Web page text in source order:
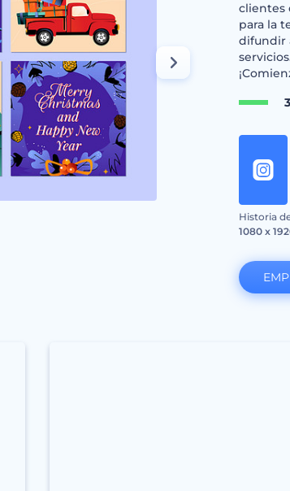
clientes
para la
difundir
Historia
1080 x